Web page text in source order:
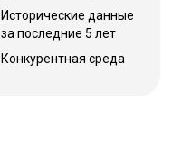
Исторические данные
за последние 5 лет
Конкурентная среда